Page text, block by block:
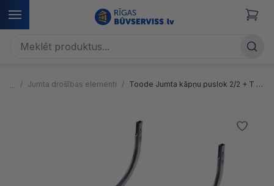
Jumta drošības elementi Toode Jumta kāpņu puslok 2/2 + T stiprinājumi